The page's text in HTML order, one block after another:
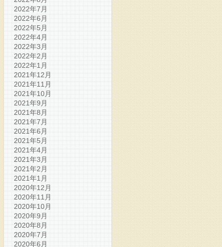
2022年7月
2022年6月
2022年5月
2022年4月
2022年3月
2022年2月
2022年1月
2021年12月
2021年11月
2021年10月
2021年9月
2021年8月
2021年7月
2021年6月
2021年5月
2021年4月
2021年3月
2021年2月
2021年1月
2020年12月
2020年11月
2020年10月
2020年9月
2020年8月
2020年7月
2020年6月